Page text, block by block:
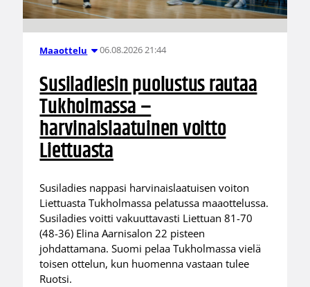
Maaottelu 06.08.2026 21:44
Susiladiesin puolustus rautaa
Tukholmassa –
harvinaislaatuinen voitto
Liettuasta
Susiladies nappasi harvinaislaatuisen voiton
Liettuasta Tukholmassa pelatussa maaottelussa.
Susiladies voitti vakuuttavasti Liettuan 81-70
(48-36) Elina Aarnisalon 22 pisteen
johdattamana. Suomi pelaa Tukholmassa vielä
toisen ottelun, kun huomenna vastaan tulee
Ruotsi.